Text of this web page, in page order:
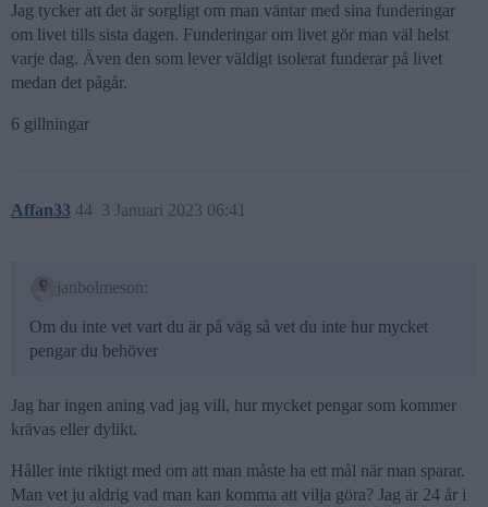
Jag tycker att det är sorgligt om man väntar med sina funderingar
om livet tills sista dagen. Funderingar om livet gör man väl helst
varje dag. Även den som lever väldigt isolerat funderar på livet
medan det pågår.
6 gillningar
Affan33 3 Januari 2023 06:41
44
janbolmeson:
Om du inte vet vart du är på väg så vet du inte hur mycket
pengar du behöver
Jag har ingen aning vad jag vill, hur mycket pengar som kommer
krävas eller dylikt.
Håller inte riktigt med om att man måste ha ett mål när man sparar.
Man vet ju aldrig vad man kan komma att vilja göra? Jag är 24 år i